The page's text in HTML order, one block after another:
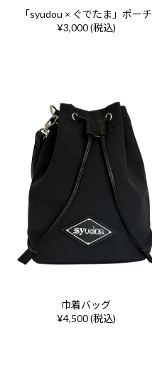
「syudou × ぐでたま」ポーチ
¥3,000 (税込)
巾着バッグ
¥4,500 (税込)